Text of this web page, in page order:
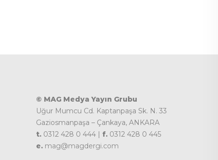
© MAG Medya Yayın Grubu
Uğur Mumcu Cd. Kaptanpaşa Sk. N. 33
Gaziosmanpaşa – Çankaya, ANKARA
t. 0312 428 0 444 | f. 0312 428 0 445
e. mag@magdergi.com